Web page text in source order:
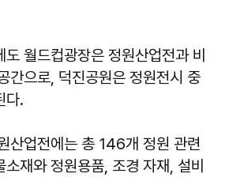
월드컵광장은 정원산업전과 비
간으로, 덕진공원은 정원전시 중
다.
산업전에는 총 146개 정원 관련
재와 정원용품, 조경 자재, 설비